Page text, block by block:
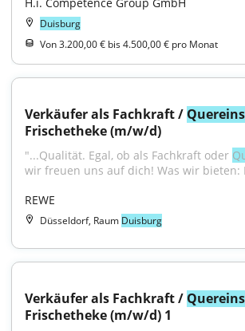
Duisburg
Von 3.200,00 € bis 4.500,00 € pro Monat
Verkäufer als Fachkraft /
Frischetheke (m/w/d)
"...Qualität. Egal, ob als Fachkraft oder
wir freuen uns auf dich! Was wir bieten:
REWE
Düsseldorf, Raum Duisburg
Verkäufer als Fachkraft /
Frischetheke (m/w/d) 1